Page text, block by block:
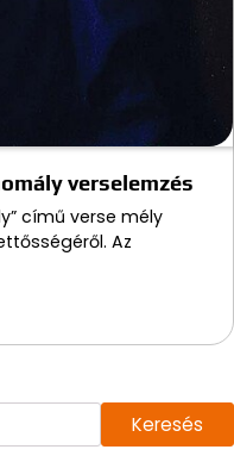
verselemzés
című verse mély
Az
Keresés